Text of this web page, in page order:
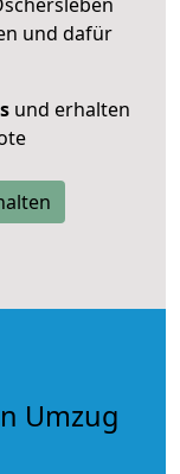
und dafür
und erhalten
Umzug